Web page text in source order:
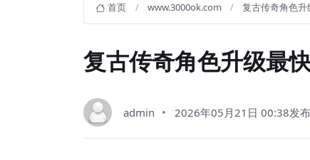
首页 www.3000ok.com 复古传奇角色
复古传奇角色升级最
admin 2026年05月21日 00:38发布